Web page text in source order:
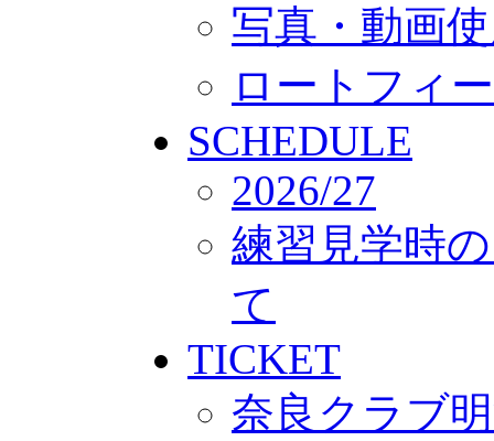
写真・動画
ロートフィ
SCHEDULE
2026/27
練習見学時
て
TICKET
奈良クラブ